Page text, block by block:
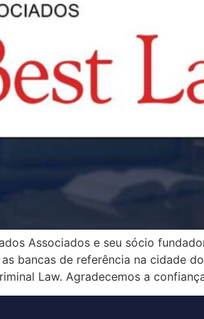
Associados e seu sócio
bancas de referência na cidade
Law. Agradecemos a